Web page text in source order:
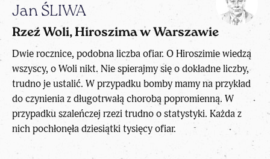
Jan ŚLIWA
Rzeź Woli, Hiroszima w Warszawie
Dwie rocznice, podobna liczba ofiar. O Hiroszimie wiedzą
wszyscy, o Woli nikt. Nie spierajmy się o dokładne liczby,
trudno je ustalić. W przypadku bomby mamy na przykład
do czynienia z długotrwałą chorobą popromienną. W
przypadku szaleńczej rzezi trudno o statystyki. Każda z
nich pochłonęła dziesiątki tysięcy ofiar.